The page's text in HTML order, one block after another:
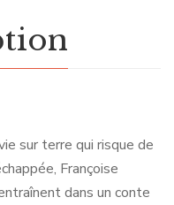
sur terre qui risque de
Françoise
dans un conte